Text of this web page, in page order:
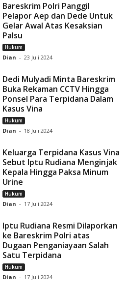
Bareskrim Polri Panggil
Pelapor Aep dan Dede Untuk
Gelar Awal Atas Kesaksian
Palsu
Hukum
Dian - 23 Juli 2024
Dedi Mulyadi Minta Bareskrim
Buka Rekaman CCTV Hingga
Ponsel Para Terpidana Dalam
Kasus Vina
Hukum
Dian - 18 Juli 2024
Keluarga Terpidana Kasus Vina
Sebut Iptu Rudiana Menginjak
Kepala Hingga Paksa Minum
Urine
Hukum
Dian - 17 Juli 2024
Iptu Rudiana Resmi Dilaporkan
ke Bareskrim Polri atas
Dugaan Penganiayaan Salah
Satu Terpidana
Hukum
Dian - 17 Juli 2024